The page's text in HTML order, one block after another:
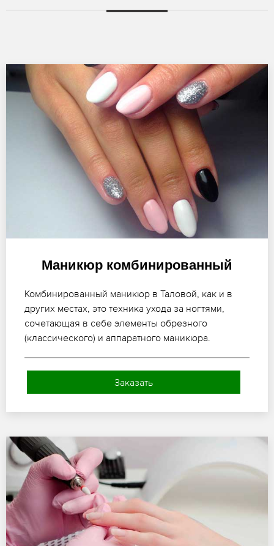
Маникюр комбинированный
Комбинированный маникюр в Таловой, как и в
других местах, это техника ухода за ногтями,
сочетающая в себе элементы обрезного
(классического) и аппаратного маникюра.
Заказать